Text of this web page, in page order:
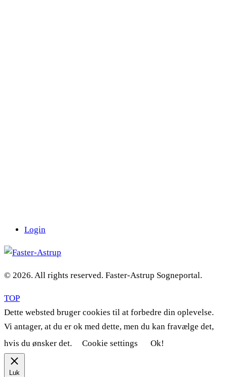
Login
© 2026. All rights reserved. Faster-Astrup Sogneportal.
TOP
Dette websted bruger cookies til at forbedre din oplevelse.
Vi antager, at du er ok med dette, men du kan fravælge det,
hvis du ønsker det.
Cookie settings Ok!
Luk